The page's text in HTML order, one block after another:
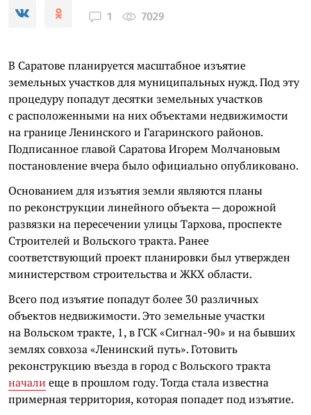
1 7029
В Саратове планируется масштабное изъятие
земельных участков для муниципальных нужд. Под эту
процедуру попадут десятки земельных участков
с расположенными на них объектами недвижимости
на границе Ленинского и Гагаринского районов.
Подписанное главой Саратова Игорем Молчановым
постановление вчера было официально опубликовано.
Основанием для изъятия земли являются планы
по реконструкции линейного объекта — дорожной
развязки на пересечении улицы Тархова, проспекте
Строителей и Вольского тракта. Ранее
соответствующий проект планировки был утвержден
министерством строительства и ЖКХ области.
Всего под изъятие попадут более 30 различных
объектов недвижимости. Это земельные участки
на Вольском тракте, 1, в ГСК «Сигнал-90» и на бывших
землях совхоза «Ленинский путь». Готовить
реконструкцию въезда в город с Вольского тракта
начали еще в прошлом году. Тогда стала известна
примерная территория, которая попадет под изъятие.